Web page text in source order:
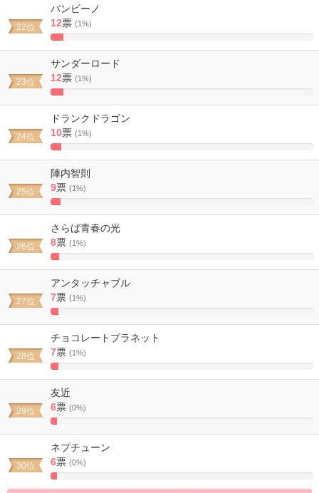
22位
バンビーノ
12票 (1%)
4.9382716049383%
23位
サンダーロード
12票 (1%)
4.9382716049383%
24位
ドランクドラゴン
10票 (1%)
4.1152263374486%
25位
陣内智則
9票 (1%)
3.7037037037037%
26位
さらば青春の光
8票 (1%)
3.2921810699588%
27位
アンタッチャブル
7票 (1%)
2.880658436214%
28位
チョコレートプラネット
7票 (1%)
2.880658436214%
29位
友近
6票 (0%)
2.4691358024691%
30位
ネプチューン
6票 (0%)
2.4691358024691%